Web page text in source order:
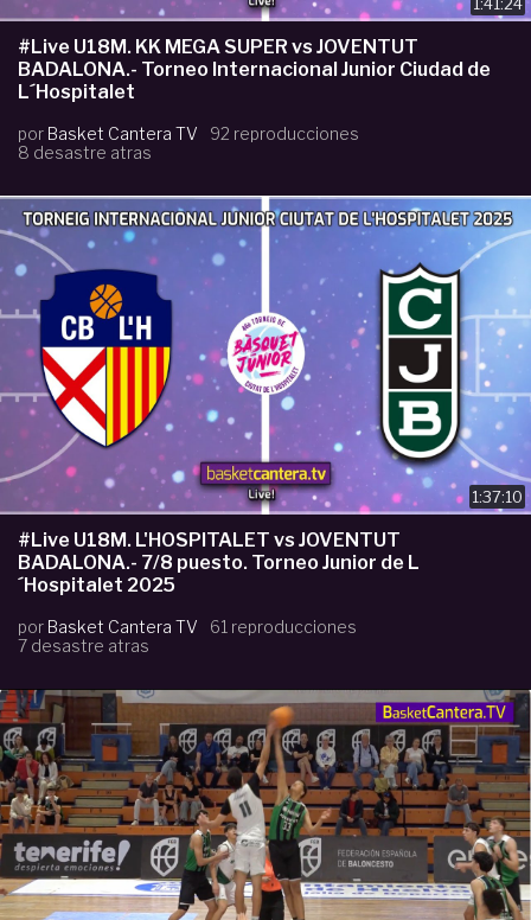
#Live U18M. KK MEGA SUPER vs JOVENTUT
BADALONA.- Torneo Internacional Junior Ciudad de
L´Hospitalet
por Basket Cantera TV
92 reproducciones
8 desastre atras
1:37:10
#Live U18M. L'HOSPITALET vs JOVENTUT
BADALONA.- 7/8 puesto. Torneo Junior de L
´Hospitalet 2025
por Basket Cantera TV
61 reproducciones
7 desastre atras